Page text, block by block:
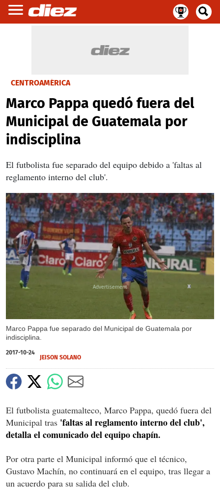
CENTROAMÉRICA
Marco Pappa quedó fuera del
Municipal de Guatemala por
indisciplina
El futbolista fue separado del equipo debido a 'faltas al
reglamento interno del club'.
Marco Pappa fue separado del Municipal de Guatemala por
indisciplina.
X
2017-10-24
JEISON SOLANO
El futbolista guatemalteco, Marco Pappa, quedó fuera del
Municipal tras 'faltas al reglamento interno del club',
detalla el comunicado del equipo chapín.
Por otra parte el Municipal informó que el técnico,
Gustavo Machín, no continuará en el equipo, tras llegar a
un acuerdo para su salida del club.